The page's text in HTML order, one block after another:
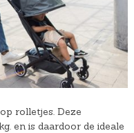
rolletjes. Deze
en is daardoor de ideale